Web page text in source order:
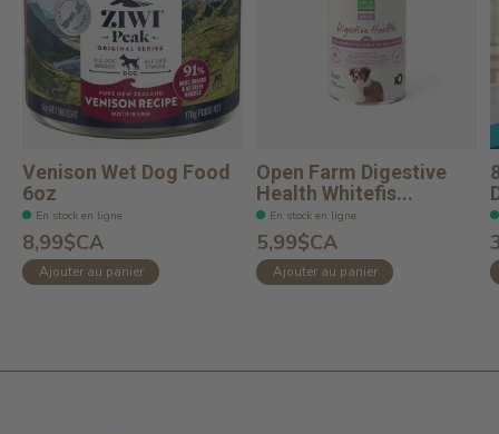
Venison Wet Dog Food
6oz
En stock en ligne
8,99$CA
Ajouter au panier
Open Farm Digestive
Health Whitefis...
En stock en ligne
5,99$CA
Ajouter au panier